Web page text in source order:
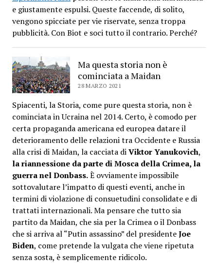
e giustamente espulsi. Queste faccende, di solito,
vengono spicciate per vie riservate, senza troppa
pubblicità. Con Biot e soci tutto il contrario. Perché?
Ma questa storia non è
cominciata a Maidan
28 MARZO 2021
Spiacenti, la Storia, come pure questa storia, non è
cominciata in Ucraina nel 2014. Certo, è comodo per
certa propaganda americana ed europea datare il
deterioramento delle relazioni tra Occidente e Russia
alla crisi di Maidan, la cacciata diViktor Yanukovich,
la riannessione da parte di Mosca della Crimea, la
guerra nel Donbass.È ovviamente impossibile
sottovalutare l’impatto di questi eventi, anche in
termini di violazione di consuetudini consolidate e di
trattati internazionali. Ma pensare che tutto sia
partito da Maidan, che sia per la Crimea o il Donbass
che si arriva al “Putin assassino” del presidenteJoe
Biden, come pretende la vulgata che viene ripetuta
senza sosta, è semplicemente ridicolo.